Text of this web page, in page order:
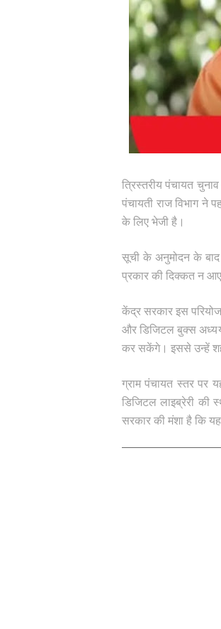
त्रिस्तरीय पंचायत
पंचायती राज विभाग ने
के लिए भेजी है।
सूची के अनुमोदन के बाद
प्रकार की दिक्कत न
केंद्र सरकार इस
और डिजिटल बुक्स
कर सकेंगे। इससे उन्हें
ग्राम पंचायत स्तर पर
डिजिटल लाइब्रेरी की
सरकार की मंशा है कि